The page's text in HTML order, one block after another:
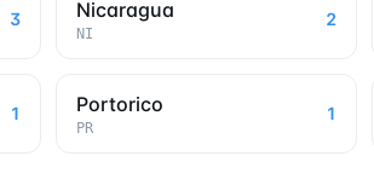
3 Nicaragua
NI
2
1 Portorico
PR
1